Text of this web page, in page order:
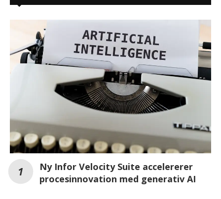
Ny Infor Velocity Suite accelererer
procesinnovation med generativ AI